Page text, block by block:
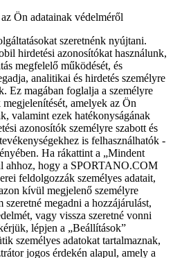
Ön adatainak védelméről
szeretnénk nyújtani.
hirdetési azonosítókat használunk,
megfelelő működését, és
analitikai és hirdetés személyre
Ez magában foglalja a személyre
amelyek az Ön
valamint ezek hatékonyságának
azonosítók személyre szabott és
is felhasználhatók -
Ha rákattint a „Mindent
ahhoz, hogy a SPORTANO.COM
feldolgozzák személyes adatait,
kívül megjelenő személyre
szeretné megadni a hozzájárulást,
vagy vissza szeretné vonni
lépjen a „Beállítások”
személyes adatokat tartalmaznak,
jogos érdekén alapul, amely a